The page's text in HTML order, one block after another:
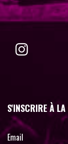
S'INSCRIRE À LA
Email